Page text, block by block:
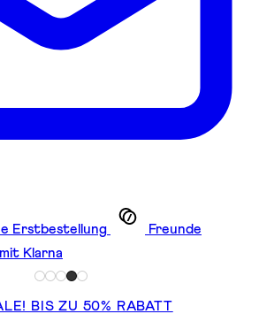
Erstbestellung
Freunde
Klarna
BIS ZU 50% RABATT